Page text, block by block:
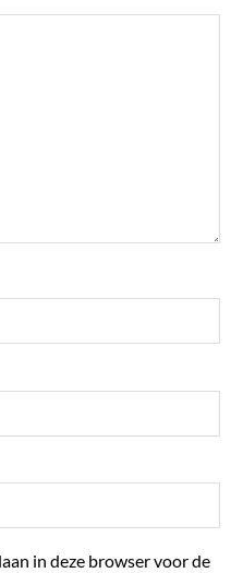
in deze browser voor de